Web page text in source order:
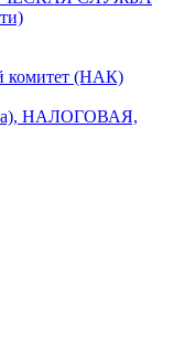
комитет (НАК)
НАЛОГОВАЯ,